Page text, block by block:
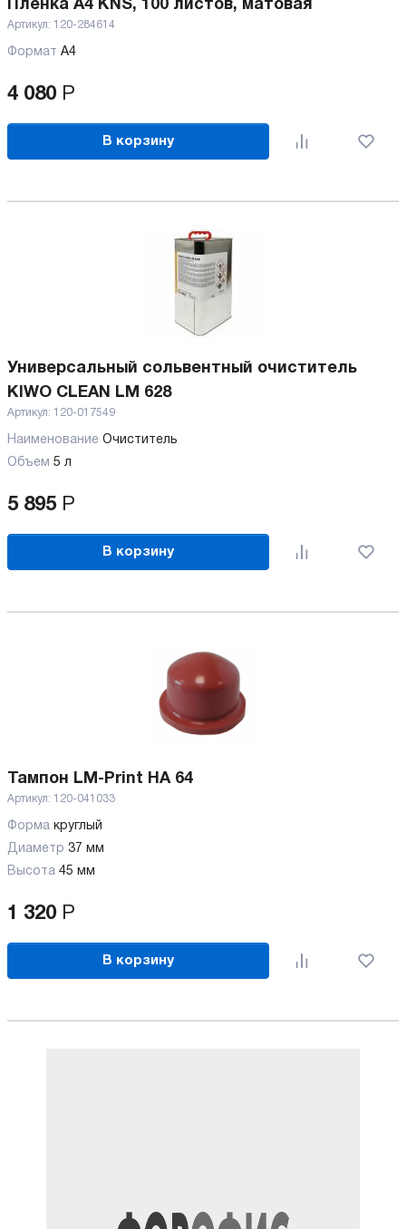
Пленка A4 KNS, 100 листов, матовая
Артикул: 120-284614
Формат А4
4 080 Р
В корзину
Универсальный сольвентный очиститель
KIWO CLEAN LM 628
Артикул: 120-017549
Наименование Очиститель
Объем 5 л
5 895 Р
В корзину
Тампон LM-Print HA 64
Артикул: 120-041033
Форма круглый
Диаметр 37 мм
Высота 45 мм
1 320 Р
В корзину